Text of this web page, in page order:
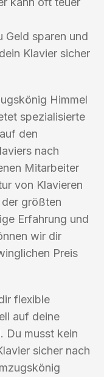
Geld sparen und
Klavier sicher
Himmel
spezialisierte
den
nach
Mitarbeiter
von Klavieren
größten
Erfahrung und
wir dir
Preis
flexible
auf deine
Du musst kein
sicher nach